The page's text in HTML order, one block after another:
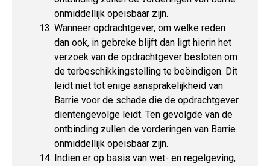
onmiddellijk opeisbaar zijn.
Wanneer opdrachtgever, om welke reden
dan ook, in gebreke blijft dan ligt hierin het
verzoek van de opdrachtgever besloten om
de terbeschikkingstelling te beëindigen. Dit
leidt niet tot enige aansprakelijkheid van
Barrie voor de schade die de opdrachtgever
dientengevolge leidt. Ten gevolgde van de
ontbinding zullen de vorderingen van Barrie
onmiddellijk opeisbaar zijn.
Indien er op basis van wet- en regelgeving,